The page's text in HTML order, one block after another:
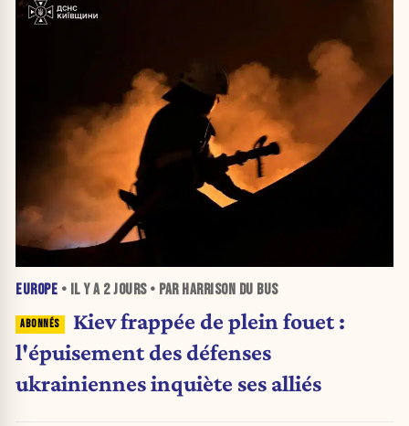
EUROPE • IL Y A 2 JOURS• PAR HARRISON DU BUS
Kiev frappée de plein fouet :
l'épuisement des défenses
ukrainiennes inquiète ses alliés